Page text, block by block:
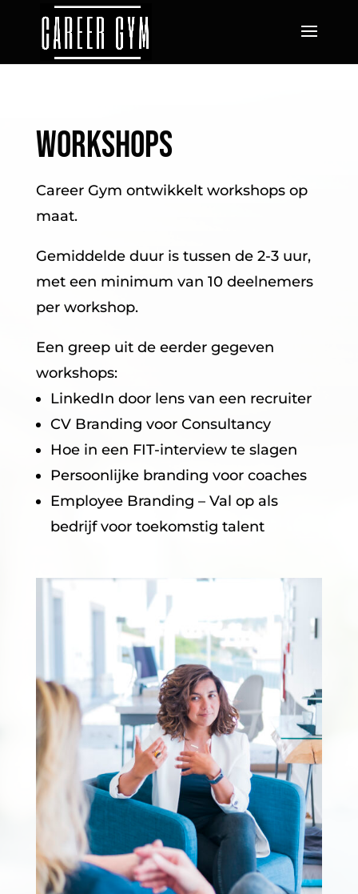
Workshops
Career Gym ontwikkelt workshops op
maat.
Gemiddelde duur is tussen de 2-3 uur,
met een minimum van 10 deelnemers
per workshop.
Een greep uit de eerder gegeven
workshops:
LinkedIn door lens van een recruiter
CV Branding voor Consultancy
Hoe in een FIT-interview te slagen
Persoonlijke branding voor coaches
Employee Branding – Val op als
bedrijf voor toekomstig talent